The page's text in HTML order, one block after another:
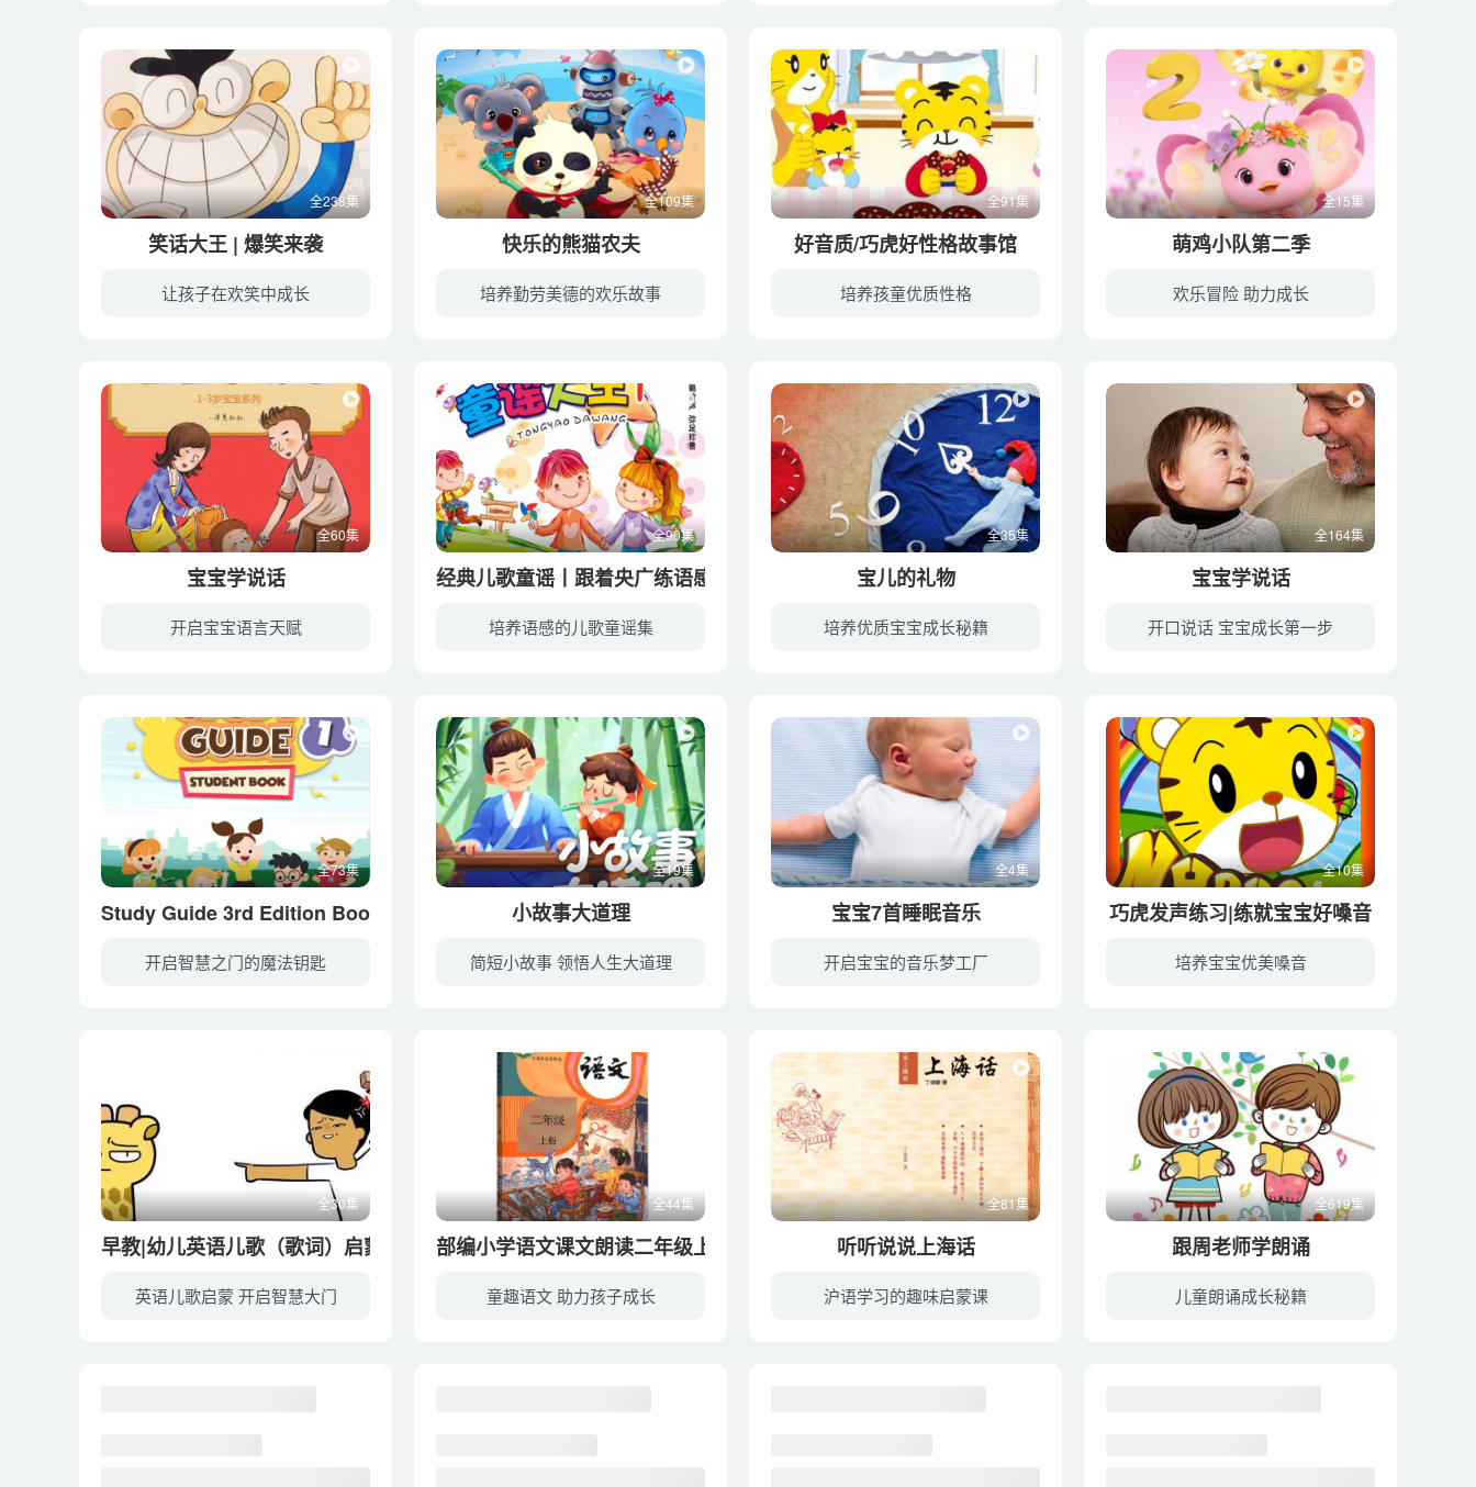
全238集
笑话大王 | 爆笑来袭
让孩子在欢笑中成长
全109集
快乐的熊猫农夫
培养勤劳美德的欢乐故事
全91集
好音质/巧虎好性格故事馆
培养孩童优质性格
全15集
萌鸡小队第二季
欢乐冒险 助力成长
全60集
宝宝学说话
开启宝宝语言天赋
全90集
经典儿歌童谣丨跟着央广练语感
培养语感的儿歌童谣集
全35集
宝儿的礼物
培养优质宝宝成长秘籍
全164集
宝宝学说话
开口说话 宝宝成长第一步
全73集
Study Guide 3rd Edition Book 1
开启智慧之门的魔法钥匙
全19集
小故事大道理
简短小故事 领悟人生大道理
全4集
宝宝7首睡眠音乐
开启宝宝的音乐梦工厂
全10集
巧虎发声练习|练就宝宝好嗓音
培养宝宝优美嗓音
全30集
早教|幼儿英语儿歌（歌词）启蒙
英语儿歌启蒙 开启智慧大门
全44集
部编小学语文课文朗读二年级上册
童趣语文 助力孩子成长
全81集
听听说说上海话
沪语学习的趣味启蒙课
全619集
跟周老师学朗诵
儿童朗诵成长秘籍